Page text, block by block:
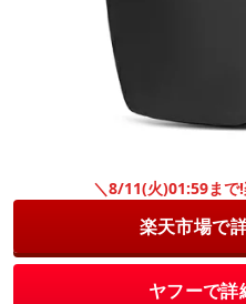
＼8/11(火)01:59まで
楽天市場で
ヤフーで詳